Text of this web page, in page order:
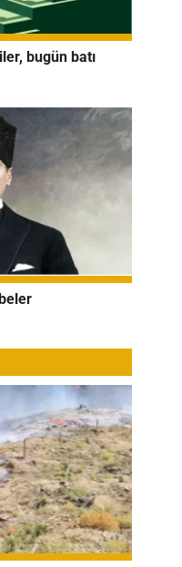
bugün batı